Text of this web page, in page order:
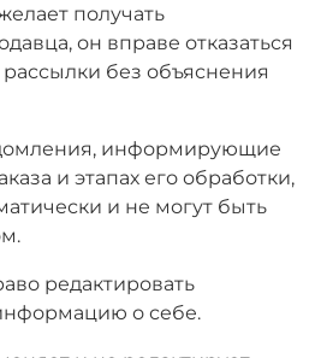
получать
он вправе отказаться
без объяснения
информирующие
и этапах его обработки,
и не могут быть
редактировать
о себе.